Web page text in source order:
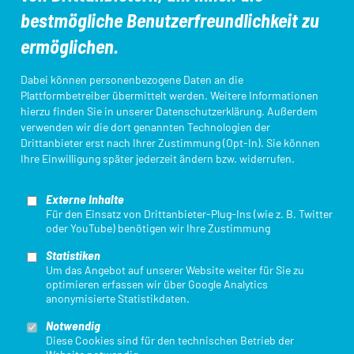
bestmögliche Benutzerfreundlichkeit zu
ermöglichen.
Dabei können personenbezogene Daten an die
Plattformbetreiber übermittelt werden. Weitere Informationen
hierzu finden Sie in unserer Datenschutzerklärung. Außerdem
verwenden wir die dort genannten Technologien der
Drittanbieter erst nach Ihrer Zustimmung (Opt-In). Sie können
Ihre Einwilligung später jederzeit ändern bzw. widerrufen.
Externe Inhalte
Für den Einsatz von Drittanbieter-Plug-Ins (wie z. B. Twitter
oder YouTube) benötigen wir Ihre Zustimmung
Statistiken
Um das Angebot auf unserer Website weiter für Sie zu
optimieren erfassen wir über Google Analytics
anonymisierte Statistikdaten.
Notwendig
Diese Cookies sind für den technischen Betrieb der
Login Startpassdatenbank Triathlon Einstieg
Mit finanzieller Unterstützung des Landes Nordrhein-Westfalen und des
Europäischen Sozialfonds / REACT-EU als Teil der Reaktion der Union auf
die COVID-19-Pandemie.